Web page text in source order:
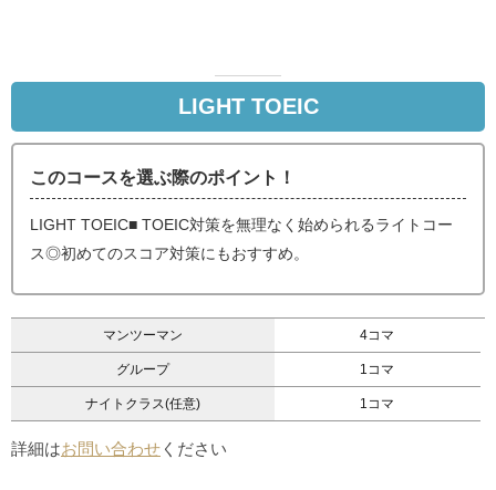
LIGHT TOEIC
このコースを選ぶ際のポイント！
LIGHT TOEIC■ TOEIC対策を無理なく始められるライトコー
ス◎初めてのスコア対策にもおすすめ。
マンツーマン 4コマ
グループ 1コマ
ナイトクラス(任意) 1コマ
詳細はお問い合わせ ください